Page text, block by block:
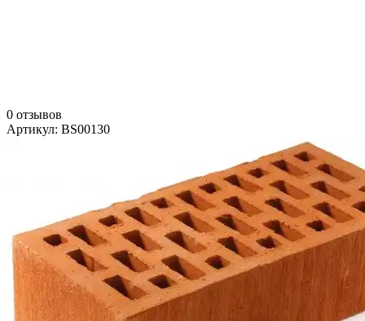
0 отзывов
Артикул: BS00130